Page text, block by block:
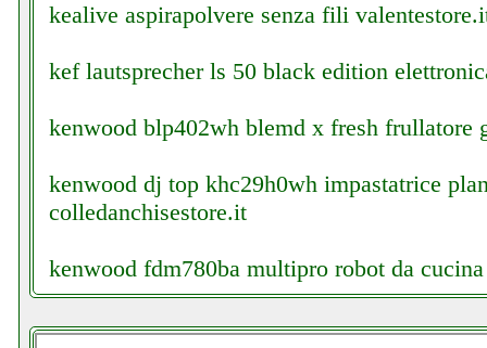
kealive aspirapolvere senza fili
kef lautsprecher ls 50 black edition
kenwood blp402wh blemd x fresh frullatore
kenwood dj top khc29h0wh impastatrice
colledanchisestore.it
kenwood fdm780ba multipro robot da
kerosun lc 3000 stufa a combustibile